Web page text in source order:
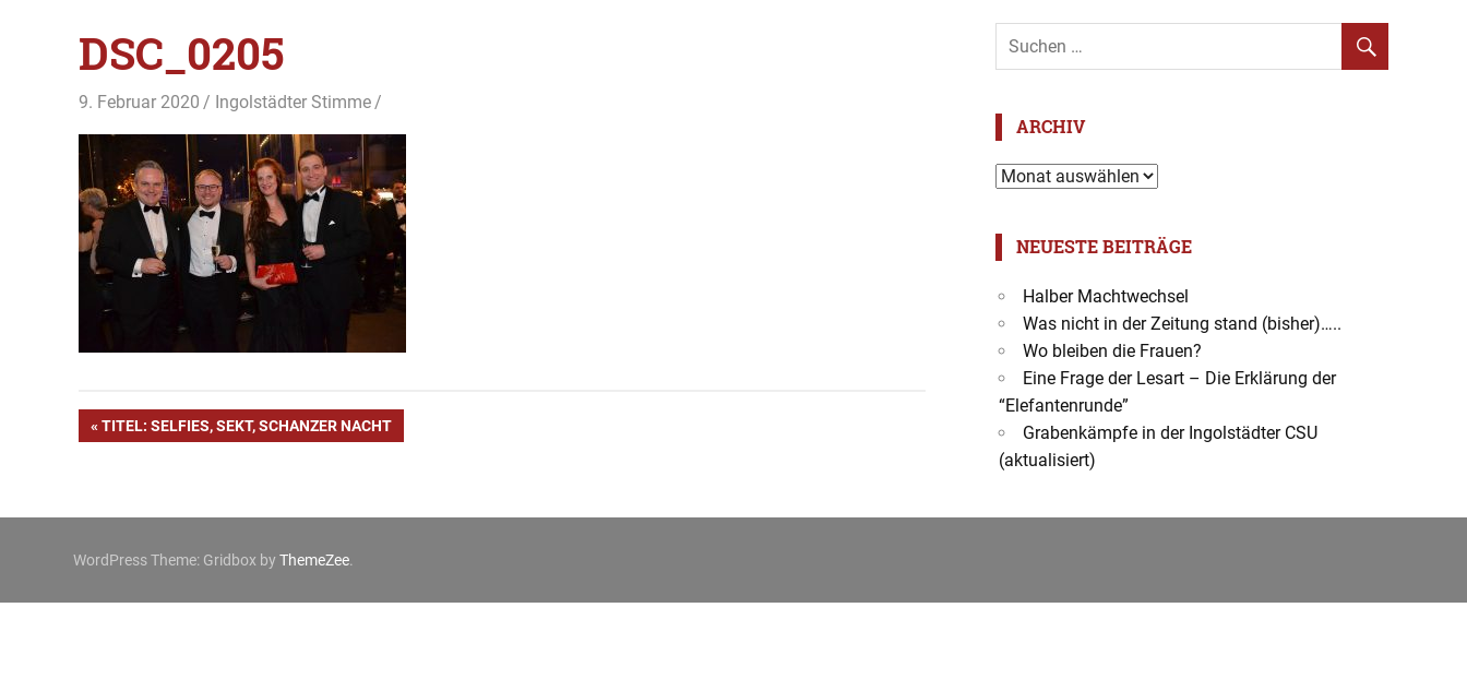
DSC_0205
9. Februar 2020 Ingolstädter Stimme
Beitragsnavigation
VORHERIGER
TITEL: SELFIES, SEKT, SCHANZER NACHT
ARCHIV
Archiv
NEUESTE BEITRÄGE
Halber Machtwechsel
Was nicht in der Zeitung stand (bisher)…..
Wo bleiben die Frauen?
Eine Frage der Lesart – Die Erklärung der
“Elefantenrunde”
Grabenkämpfe in der Ingolstädter CSU
(aktualisiert)
WordPress Theme: Gridbox by ThemeZee.